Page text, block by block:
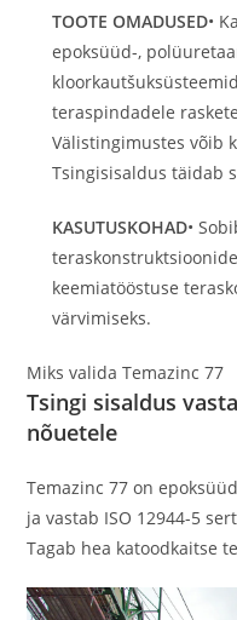
TOOTE OMADUSED•
epoksüüd-,
teraspindadele
Välistingimustes võib
Tsingisisaldus täidab
KASUTUSKOHAD•
keemiatööstuse
värvimiseks.
Miks validaTemazinc 77
Tsingi sisaldus
nõuetele
Temazinc 77 on
ja vastab ISO 12944-5
Tagab hea katoodkaitse